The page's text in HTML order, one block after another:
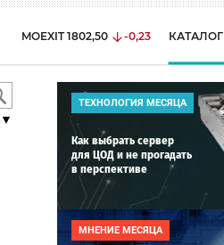
MOEXIT 1802,50 -0,23 КАТАЛОГ
ТЕХНОЛОГИЯ МЕСЯЦА
Как выбрать сервер
для ЦОД и не прогадать
в перспективе
МНЕНИЕ МЕСЯЦА